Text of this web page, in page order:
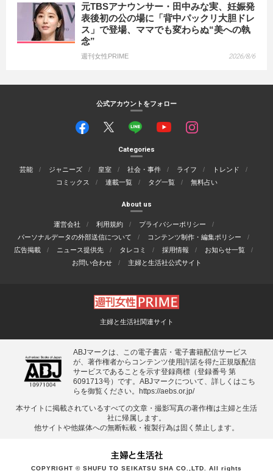
元TBSアナウンサー・田中みな実、妊娠発
表後初の公の場に「背中パックリ大胆ドレ
ス」で登場、ママでも変わらぬ“美への執
念”
週刊女性PRIME 2026/8/6
公式アカウントをフォロー
Categories
芸能 ジャニーズ 皇室 社会・事件 ライフ
トレンド
コミックス
連載一覧 タグ一覧 無料占い
About us
運営会社 利用規約
プライバシーポリシー
パーソナルデータの外部送信について
コンテンツ制作・編集ポリシー
広告掲載
ニュース提供先 タレコミ 採用情報
お知らせ一覧
お問い合わせ
主婦と生活社公式サイト
主婦と生活社関連サイト
ABJマークは、この電子書店・電子書籍配信サービス
が、著作権者からコンテンツ使用許諾を得た正規版配信
サービスであることを示す登録商標（登録番号 第
6091713号）です。ABJマークについて、詳しくはこち
らを御覧ください。 https://aebs.or.jp/
本サイトに掲載されているすべての⽂章・撮影写真の著作権は主婦と⽣活
社に帰属します。
他サイトや他媒体への無断転載・複製⾏為は固く禁⽌します。
COPYRIGHT © SHUFU TO SEIKATSU SHA CO.,LTD. All rights